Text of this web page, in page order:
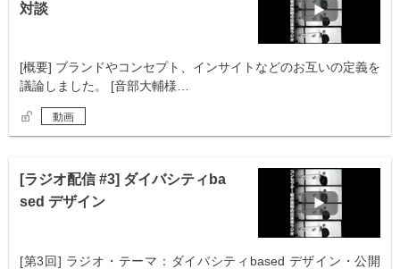
対談
[概要] ブランドやコンセプト、インサイトなどのお互いの定義を
議論しました。 [音部大輔様…
動画
[ラジオ配信 #3] ダイバシティba
sed デザイン
[第3回] ラジオ・テーマ：ダイバシティbased デザイン・公開